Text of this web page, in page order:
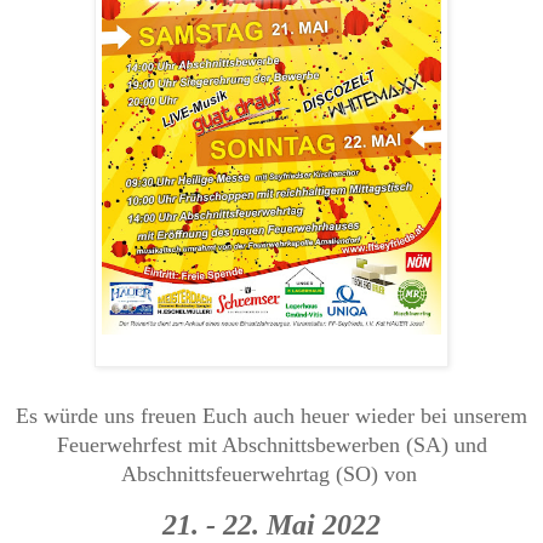
Es würde uns freuen Euch auch heuer wieder bei unserem
Feuerwehrfest mit Abschnittsbewerben (SA) und
Abschnittsfeuerwehrtag (SO) von
21. - 22. Mai 2022